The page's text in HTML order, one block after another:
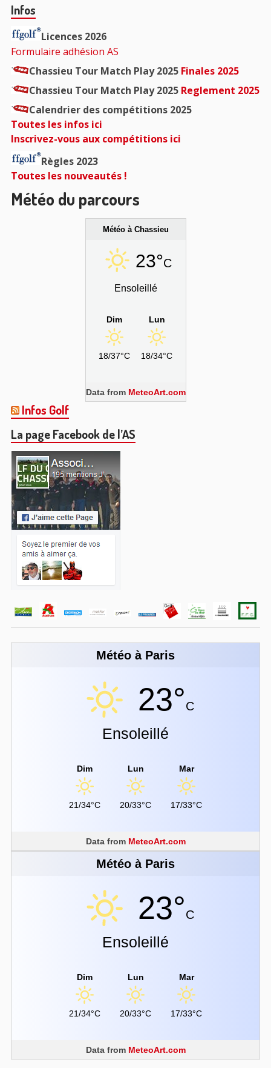
Barre
principale
Infos
Licences 2026
Formulaire adhésion AS
Chassieu Tour Match Play 2025 Finales 2025
Chassieu Tour Match Play 2025 Reglement 2025
Calendrier des compétitions 2025
Toutes les infos ici
Inscrivez-vous aux compétitions ici
Règles 2023
Toutes les nouveautés !
Météo du parcours
Météo à Chassieu
23°C
Ensoleillé
Dim
18/37°C
Lun
18/34°C
Data from MeteoArt.com
Infos Golf
La page Facebook de l’AS
Météo à Paris
23°C
Ensoleillé
Dim
21/34°C
Lun
20/33°C
Mar
17/33°C
Data from MeteoArt.com
Météo à Paris
23°C
Ensoleillé
Dim
21/34°C
Lun
20/33°C
Mar
17/33°C
Data from MeteoArt.com